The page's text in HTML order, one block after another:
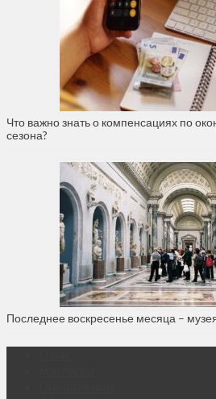
Что важно знать о компенсациях по
сезона?
Последнее воскресенье месяца –